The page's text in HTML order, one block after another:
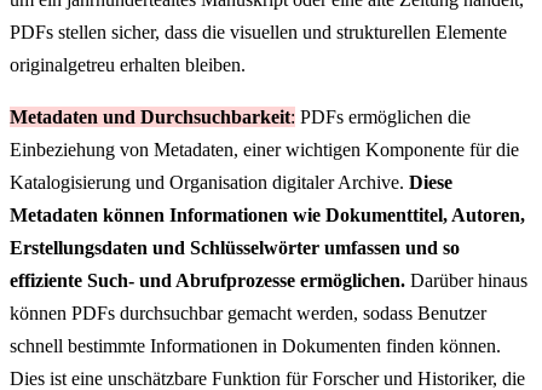
PDFs stellen sicher, dass die visuellen und strukturellen Elemente
originalgetreu erhalten bleiben.
Metadaten und Durchsuchbarkeit: PDFs ermöglichen die
Einbeziehung von Metadaten, einer wichtigen Komponente für die
Katalogisierung und Organisation digitaler Archive. Diese
Metadaten können Informationen wie Dokumenttitel, Autoren,
Erstellungsdaten und Schlüsselwörter umfassen und so
effiziente Such- und Abrufprozesse ermöglichen. Darüber hinaus
können PDFs durchsuchbar gemacht werden, sodass Benutzer
schnell bestimmte Informationen in Dokumenten finden können.
Dies ist eine unschätzbare Funktion für Forscher und Historiker, die